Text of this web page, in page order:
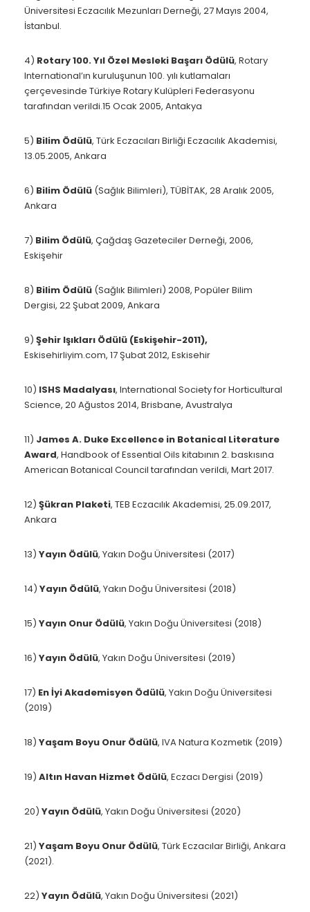
Üniversitesi Eczacılık Mezunları Derneği, 27 Mayıs 2004,
İstanbul.
4) Rotary 100. Yıl Özel Mesleki Başarı Ödülü, Rotary
International’ın kuruluşunun 100. yılı kutlamaları
çerçevesinde Türkiye Rotary Kulüpleri Federasyonu
tarafından verildi.15 Ocak 2005, Antakya
5) Bilim Ödülü, Türk Eczacıları Birliği Eczacılık Akademisi,
13.05.2005, Ankara
6) Bilim Ödülü (Sağlık Bilimleri), TÜBİTAK, 28 Aralık 2005,
Ankara
7) Bilim Ödülü, Çağdaş Gazeteciler Derneği, 2006,
Eskişehir
8) Bilim Ödülü (Sağlık Bilimleri) 2008, Popüler Bilim
Dergisi, 22 Şubat 2009, Ankara
9) Şehir Işıkları Ödülü (Eskişehir-2011),
Eskisehirliyim.com, 17 Şubat 2012, Eskisehir
10) ISHS Madalyası, International Society for Horticultural
Science, 20 Ağustos 2014, Brisbane, Avustralya
11) James A. Duke Excellence in Botanical Literature
Award, Handbook of Essential Oils kitabının 2. baskısına
American Botanical Council tarafından verildi, Mart 2017.
12) Şükran Plaketi, TEB Eczacılık Akademisi, 25.09.2017,
Ankara
13) Yayın Ödülü, Yakın Doğu Üniversitesi (2017)
14) Yayın Ödülü, Yakın Doğu Üniversitesi (2018)
15) Yayın Onur Ödülü, Yakın Doğu Üniversitesi (2018)
16) Yayın Ödülü, Yakın Doğu Üniversitesi (2019)
17) En İyi Akademisyen Ödülü, Yakın Doğu Üniversitesi
(2019)
18) Yaşam Boyu Onur Ödülü, IVA Natura Kozmetik (2019)
19) Altın Havan Hizmet Ödülü, Eczacı Dergisi (2019)
20) Yayın Ödülü, Yakın Doğu Üniversitesi (2020)
21) Yaşam Boyu Onur Ödülü, Türk Eczacılar Birliği, Ankara
(2021).
22) Yayın Ödülü, Yakın Doğu Üniversitesi (2021)